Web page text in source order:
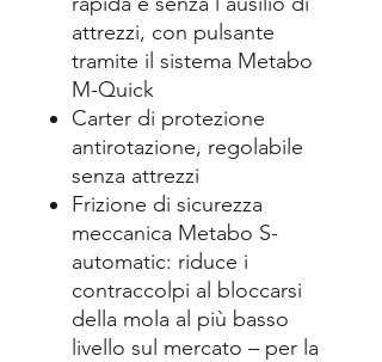
attrezzi, con pulsante
tramite il sistema Metabo
M-Quick
Carter di protezione
antirotazione, regolabile
senza attrezzi
Frizione di sicurezza
meccanica Metabo S-
automatic: riduce i
contraccolpi al bloccarsi
della mola al più basso
livello sul mercato – per la